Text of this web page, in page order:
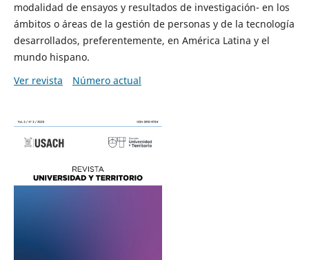
modalidad de ensayos y resultados de investigación- en los
ámbitos o áreas de la gestión de personas y de la tecnología
desarrollados, preferentemente, en América Latina y el
mundo hispano.
Ver revista
Número actual